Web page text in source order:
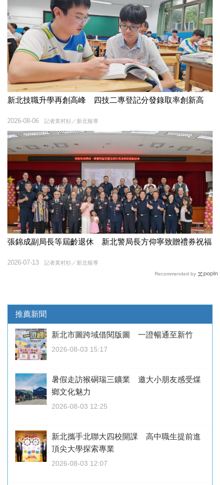
新北技職升學再創高峰 四技二專登記分發錄取率創新高
記者黃村杉／新北報導
2026-08-06
張錦成副局長等屆齡退休 新北警局長方仰寧致贈禮券祝福
記者黃村杉／新北報導
2026-07-13
Recommended by
推薦新聞
新北市圖跨域借閱版圖 一證暢通至新竹
2026-08-03 15:17
暑假走訪猴硐瑞三鑛業 邀大小朋友感受煤
鄉文化魅力
2026-08-03 12:25
新北攜手北聯大四校開課 高中職生提前進
頂尖大學探索專業
2026-08-03 12:07